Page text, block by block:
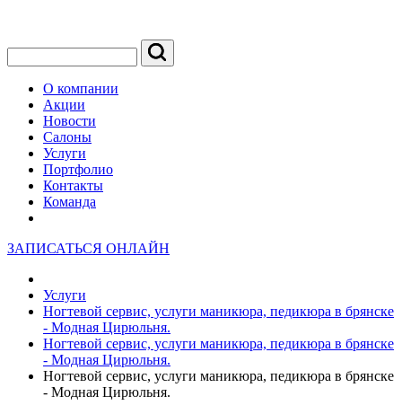
О компании
Акции
Новости
Салоны
Услуги
Портфолио
Контакты
Команда
ЗАПИСАТЬСЯ ОНЛАЙН
Услуги
Ногтевой сервис, услуги маникюра, педикюра в брянске
- Модная Цирюльня.
Ногтевой сервис, услуги маникюра, педикюра в брянске
- Модная Цирюльня.
Ногтевой сервис, услуги маникюра, педикюра в брянске
- Модная Цирюльня.